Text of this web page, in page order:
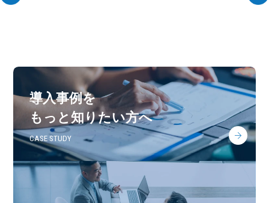
導入事例を
もっと知りたい方へ
CASE STUDY